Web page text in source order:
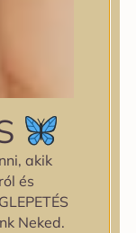
akik
és
Neked.